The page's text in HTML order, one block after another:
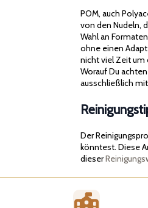
POM, auch
von den Nudeln,
Wahl an
ohne einen
nicht viel Zeit um
Worauf Du
ausschließlich
Der
könntest. Diese
dieser